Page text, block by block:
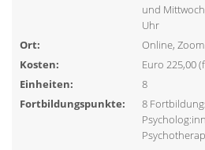
und
Uhr
Ort:
Online, Zoom
Kosten:
Euro 225,00
Einheiten:
8
Fortbildungspunkte:
8